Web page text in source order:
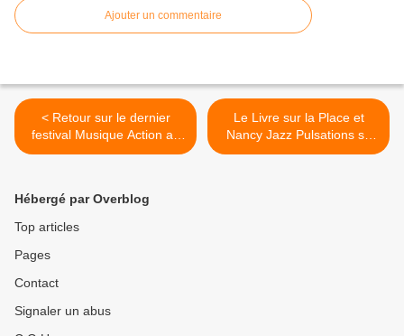
Ajouter un commentaire
< Retour sur le dernier
festival Musique Action au
CCAM - Scène Nationale de
Le Livre sur la Place et
Nancy Jazz Pulsations se
dévoilent avant l'été ! >
Hébergé par Overblog
Top articles
Pages
Contact
Signaler un abus